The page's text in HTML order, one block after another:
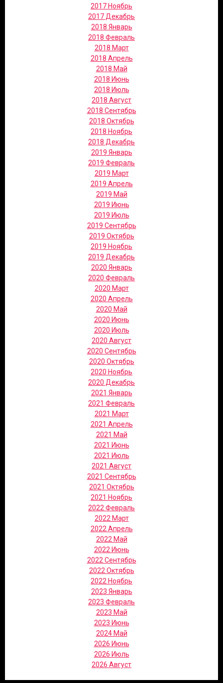
2017 Ноябрь
2017 Декабрь
2018 Январь
2018 Февраль
2018 Март
2018 Апрель
2018 Май
2018 Июнь
2018 Июль
2018 Август
2018 Сентябрь
2018 Октябрь
2018 Ноябрь
2018 Декабрь
2019 Январь
2019 Февраль
2019 Март
2019 Апрель
2019 Май
2019 Июнь
2019 Июль
2019 Сентябрь
2019 Октябрь
2019 Ноябрь
2019 Декабрь
2020 Январь
2020 Февраль
2020 Март
2020 Апрель
2020 Май
2020 Июнь
2020 Июль
2020 Август
2020 Сентябрь
2020 Октябрь
2020 Ноябрь
2020 Декабрь
2021 Январь
2021 Февраль
2021 Март
2021 Апрель
2021 Май
2021 Июнь
2021 Июль
2021 Август
2021 Сентябрь
2021 Октябрь
2021 Ноябрь
2022 Февраль
2022 Март
2022 Апрель
2022 Май
2022 Июнь
2022 Сентябрь
2022 Октябрь
2022 Ноябрь
2023 Январь
2023 Февраль
2023 Май
2023 Июнь
2024 Май
2026 Июнь
2026 Июль
2026 Август